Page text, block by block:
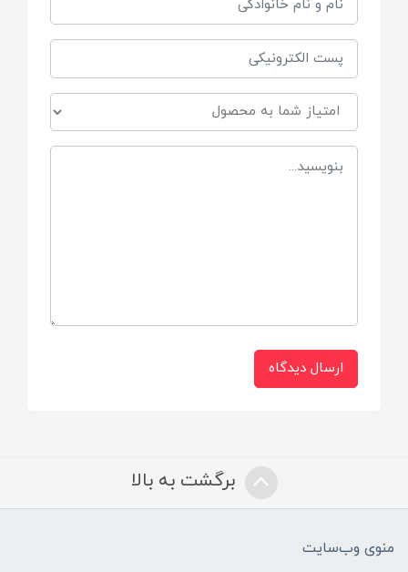
جنس
پلاستیک مقاوم
سایر توضیحات
دارای 3 بلوک رنگی با اشکال هندسی که کودک
باید این سه بلوک را در جای درست قرار دهد,
ارسال دیدگاه
برگشت به بالا
منوی وب‌سایت